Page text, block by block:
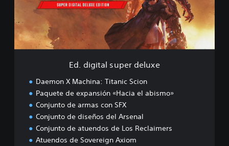
i
ó
n
a
l
s
u
Ed. digital super deluxe
Daemon X Machina: Titanic Scion
Paquete de expansión «Hacia el abismo»
Conjunto de armas con SFX
Conjunto de diseños del Arsenal
Conjunto de atuendos de Los Reclaimers
Atuendos de Sovereign Axiom